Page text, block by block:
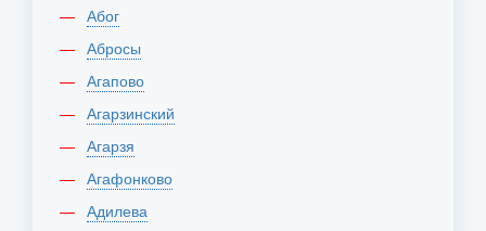
Абог
Абросы
Агапово
Агарзинский
Агарзя
Агафонково
Адилева